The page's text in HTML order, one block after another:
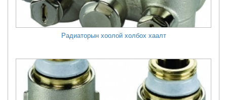
Радиаторын хоолой холбох хаалт